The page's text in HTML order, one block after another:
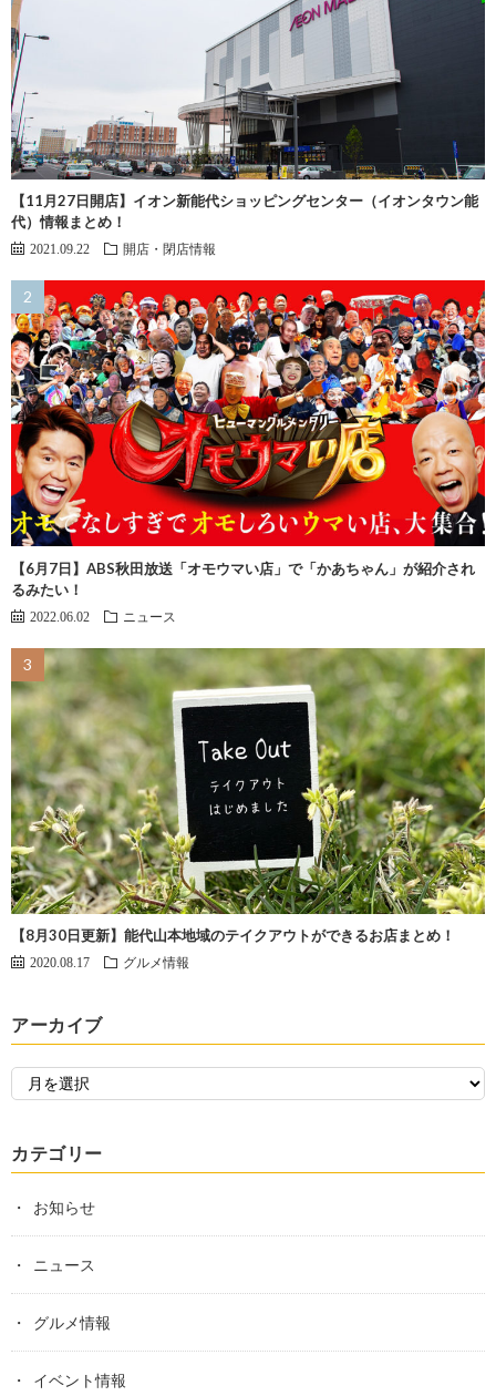
【11月27日開店】イオン新能代ショッピングセンター（イオンタウン能
代）情報まとめ！
2021.09.22 開店・閉店情報
【6月7日】ABS秋田放送「オモウマい店」で「かあちゃん」が紹介され
るみたい！
2022.06.02 ニュース
【8月30日更新】能代山本地域のテイクアウトができるお店まとめ！
2020.08.17 グルメ情報
アーカイブ
カテゴリー
お知らせ
ニュース
グルメ情報
イベント情報